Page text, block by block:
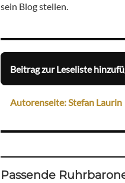
sein Blog stellen.
Beitrag zur Leseliste
Autorenseite: Stefan Laurin
Passende